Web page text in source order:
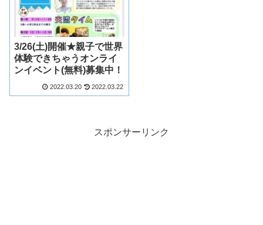
3/26(土)開催★親子で世界
体験できちゃうオンライ
ンイベント(無料)募集中！
2022.03.20 2022.03.22
スポンサーリンク